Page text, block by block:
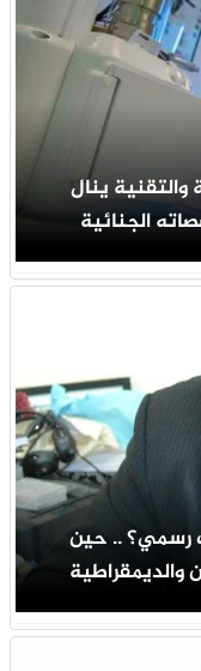
ينال
الجنائية
رسمي؟ .. حين
والديمقراطية